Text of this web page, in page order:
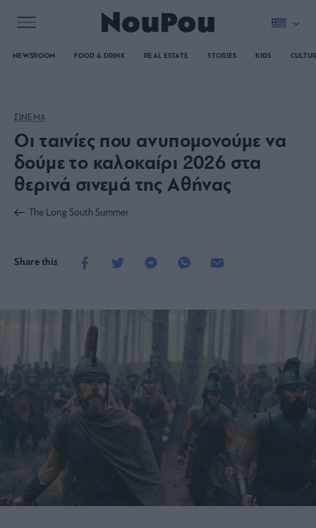
NEWSROOM FOOD & DRINK REAL ESTATE STORIES KIDS
ΣΙΝΕΜΑ
Οι ταινίες που ανυπομονούμε να
δούμε το καλοκαίρι 2026 στα
θερινά σινεμά της Αθήνας
The Long South Summer
Share this